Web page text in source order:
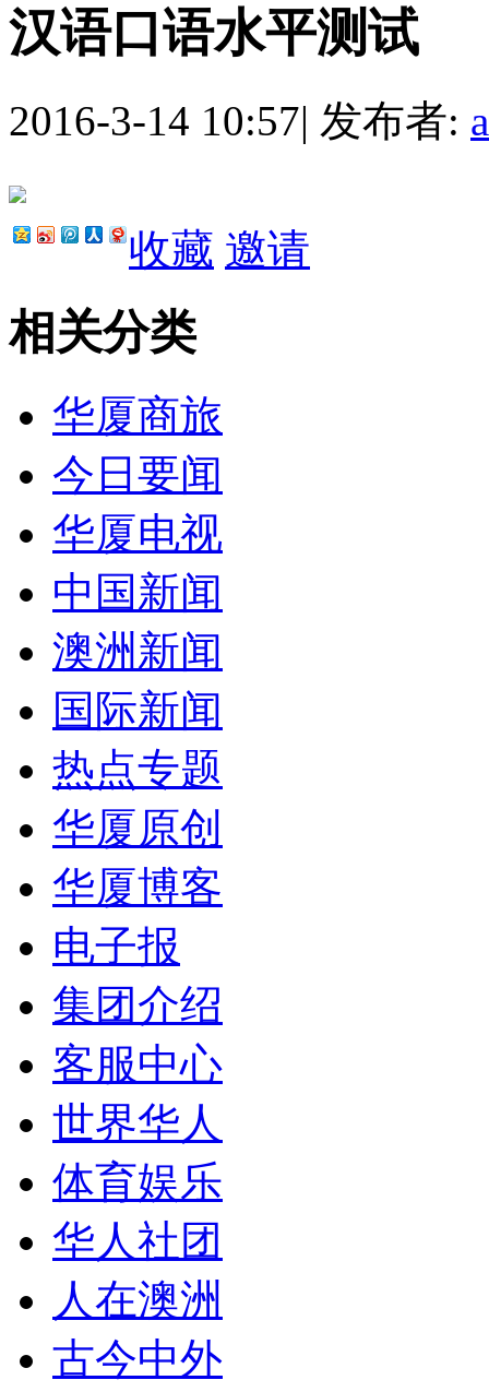
汉语口语水平测试
2016-3-14 10:57| 发布者:
收藏 邀请
相关分类
华厦商旅
今日要闻
华厦电视
中国新闻
澳洲新闻
国际新闻
热点专题
华厦原创
华厦博客
电子报
集团介绍
客服中心
世界华人
体育娱乐
华人社团
人在澳洲
古今中外